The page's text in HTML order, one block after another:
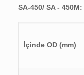
SA-450/ SA - 450M:
İçinde OD (mm)